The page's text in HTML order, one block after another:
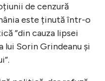
de cenzură
este ținută într-o
”din cauza lipsei
Sorin Grindeanu și